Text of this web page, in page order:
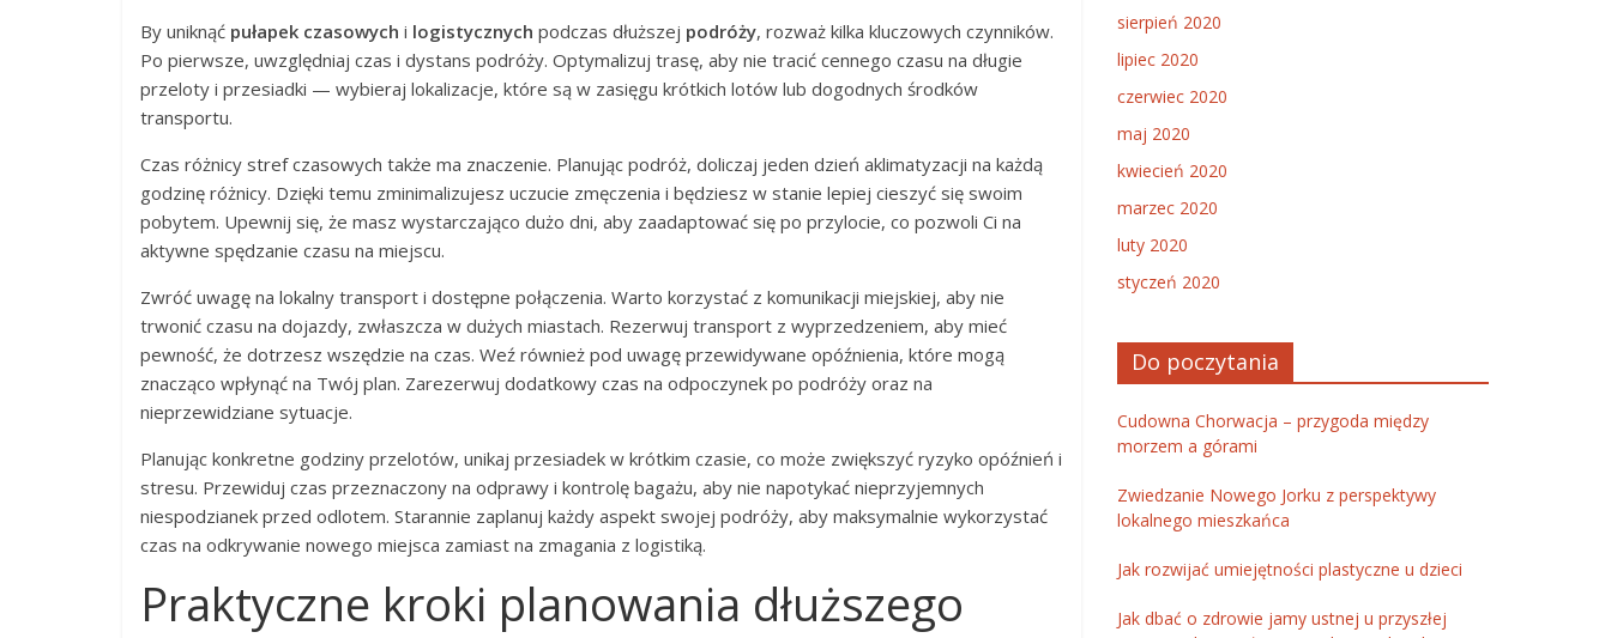
By uniknąć pułapek czasowych i logistycznych podczas dłuższej podróży, rozważ kilka kluczowych czynników.
Po pierwsze, uwzględniaj czas i dystans podróży. Optymalizuj trasę, aby nie tracić cennego czasu na długie
przeloty i przesiadki — wybieraj lokalizacje, które są w zasięgu krótkich lotów lub dogodnych środków
transportu.
Czas różnicy stref czasowych także ma znaczenie. Planując podróż, doliczaj jeden dzień aklimatyzacji na każdą
godzinę różnicy. Dzięki temu zminimalizujesz uczucie zmęczenia i będziesz w stanie lepiej cieszyć się swoim
pobytem. Upewnij się, że masz wystarczająco dużo dni, aby zaadaptować się po przylocie, co pozwoli Ci na
aktywne spędzanie czasu na miejscu.
Zwróć uwagę na lokalny transport i dostępne połączenia. Warto korzystać z komunikacji miejskiej, aby nie
trwonić czasu na dojazdy, zwłaszcza w dużych miastach. Rezerwuj transport z wyprzedzeniem, aby mieć
pewność, że dotrzesz wszędzie na czas. Weź również pod uwagę przewidywane opóźnienia, które mogą
znacząco wpłynąć na Twój plan. Zarezerwuj dodatkowy czas na odpoczynek po podróży oraz na
nieprzewidziane sytuacje.
Planując konkretne godziny przelotów, unikaj przesiadek w krótkim czasie, co może zwiększyć ryzyko opóźnień i
stresu. Przewiduj czas przeznaczony na odprawy i kontrolę bagażu, aby nie napotykać nieprzyjemnych
niespodzianek przed odlotem. Starannie zaplanuj każdy aspekt swojej podróży, aby maksymalnie wykorzystać
czas na odkrywanie nowego miejsca zamiast na zmagania z logistiką.
Praktyczne kroki planowania dłuższego
sierpień 2020
lipiec 2020
czerwiec 2020
maj 2020
kwiecień 2020
marzec 2020
luty 2020
styczeń 2020
Do poczytania
Cudowna Chorwacja – przygoda między
morzem a górami
Zwiedzanie Nowego Jorku z perspektywy
lokalnego mieszkańca
Jak rozwijać umiejętności plastyczne u dzieci
Jak dbać o zdrowie jamy ustnej u przyszłej